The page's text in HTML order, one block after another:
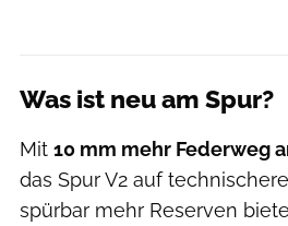
Was ist neu am Spur?
Mit 10 mm mehr Federweg
das Spur V2 auf
spürbar mehr Reserven